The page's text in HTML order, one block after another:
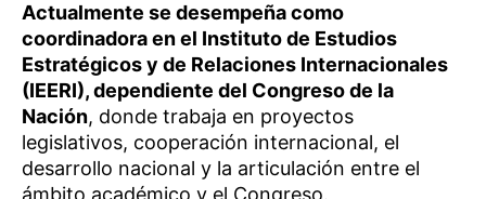
Actualmente se desempeña como
coordinadora en el Instituto de Estudios
Estratégicos y de Relaciones Internacionales
(IEERI), dependiente del Congreso de la
Nación, donde trabaja en proyectos
legislativos, cooperación internacional, el
desarrollo nacional y la articulación entre el
ámbito académico y el Congreso.